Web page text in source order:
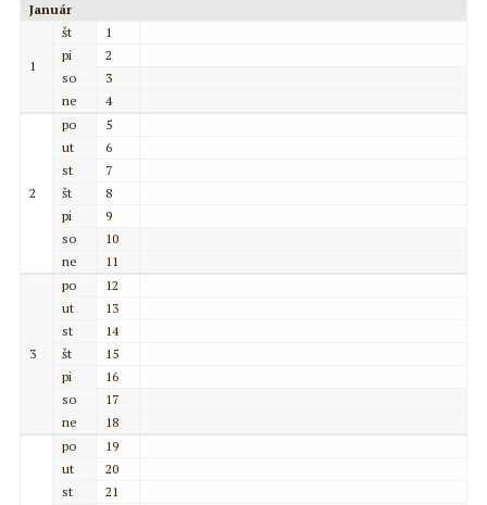
Január
1
št
1
pi
2
so
3
ne
4
2
po
5
ut
6
st
7
št
8
pi
9
so
10
ne
11
3
po
12
ut
13
st
14
št
15
pi
16
so
17
ne
18
po
19
ut
20
st
21